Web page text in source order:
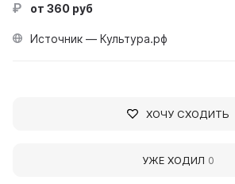
от 360 руб
Источник — Культура.рф
ХОЧУ СХОДИТЬ
УЖЕ ХОДИЛ 0